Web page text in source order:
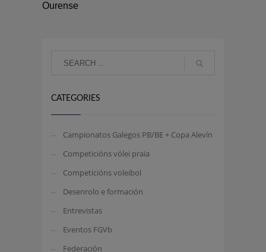
Ourense
CATEGORIES
Campionatos Galegos PB/BE + Copa Alevín
Competicións vólei praia
Competicións voleibol
Desenrolo e formación
Entrevistas
Eventos FGVb
Federación